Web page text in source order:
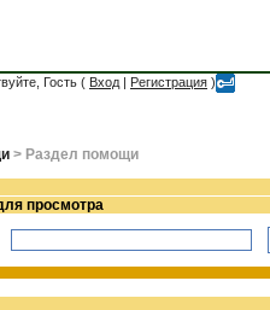
Гость ( Вход | Регистрация )
> Раздел помощи
просмотра